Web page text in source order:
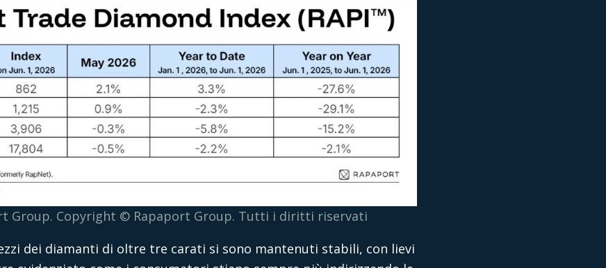
Group. Copyright © Rapaport Group. Tutti i diritti riservati
dei diamanti di oltre tre carati si sono mantenuti stabili, con lievi